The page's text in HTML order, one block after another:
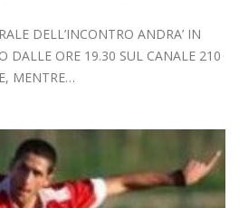
DELL’INCONTRO ANDRA’ IN
DALLE ORE 19.30 SUL CANALE 210
MENTRE…